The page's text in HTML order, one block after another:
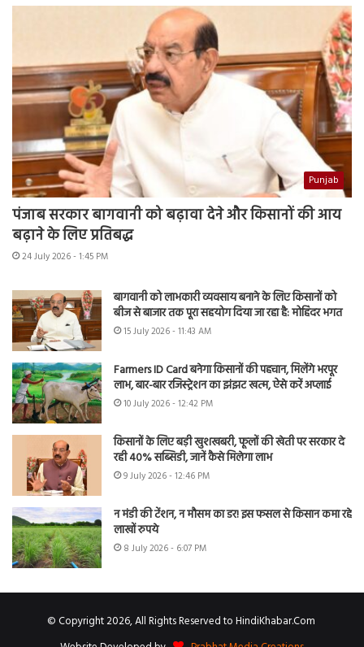
Punjab
पंजाब सरकार बागवानी को बढ़ावा देने और किसानों की आय
बढ़ाने के लिए प्रतिबद्ध
24 July 2026 - 1:45 PM
बागवानी को लाभकारी व्यवसाय बनाने के लिए किसानों को
बीज से बाजार तक पूरा सहयोग दिया जा रहा है: मोहिंदर भगत
15 July 2026 - 11:43 AM
Farmers ID Card बनेगा किसानों की पहचान, मिलेंगे भरपूर
लाभ, बार-बार रजिस्ट्रेशन का झंझट खत्म, ऐसे करें अप्लाई
10 July 2026 - 12:42 PM
किसानों के लिए बड़ी खुशखबरी, फूलों की खेती पर सरकार दे
रही 40% सब्सिडी, जानें कैसे मिलेगा लाभ
9 July 2026 - 12:46 PM
न मंडी की टेंशन, न मौसम का डर! इस फसल से किसान कमा रहे
लाखों रुपये
8 July 2026 - 6:07 PM
© Copyright 2026, All Rights Reserved to HindiKhabar.Com